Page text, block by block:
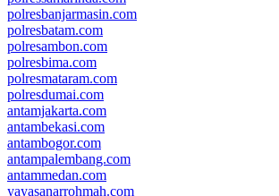
polresbanjarmasin.com
polresbatam.com
polresambon.com
polresbima.com
polresmataram.com
polresdumai.com
antamjakarta.com
antambekasi.com
antambogor.com
antampalembang.com
antammedan.com
yayasanarrohmah.com